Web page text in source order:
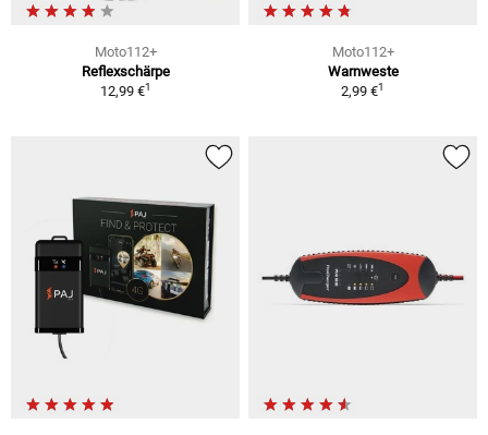
Moto112+
Reflexschärpe
12,99 €1
Moto112+
Warnweste
2,99 €1